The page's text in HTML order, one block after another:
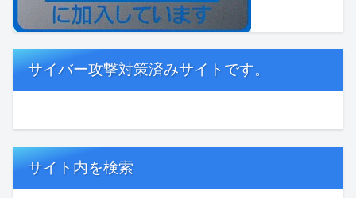
サイバー攻撃対策済みサイトです。
サイト内を検索